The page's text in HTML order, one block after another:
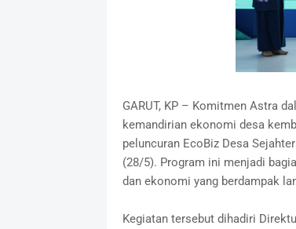
GARUT, KP – Komitmen Astra
kemandirian ekonomi desa
peluncuran EcoBiz Desa
(28/5). Program ini menjadi
dan ekonomi yang berdampak
Kegiatan tersebut dihadiri